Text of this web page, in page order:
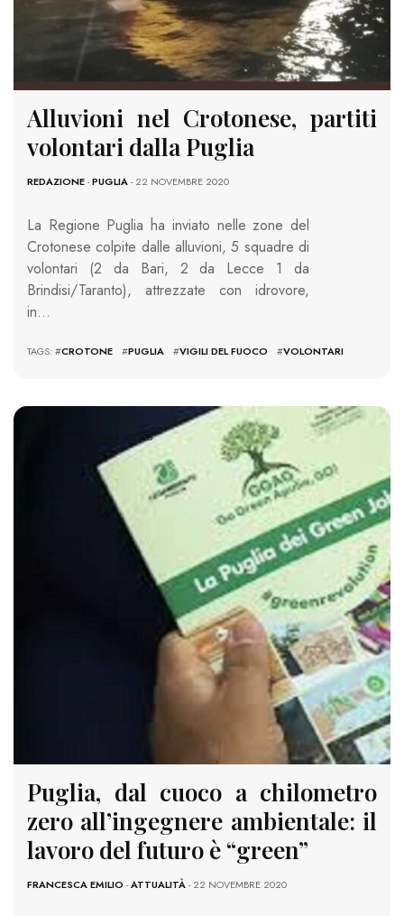
Alluvioni nel Crotonese, partiti
volontari dalla Puglia
REDAZIONE-PUGLIA- 22 NOVEMBRE 2020
La Regione Puglia ha inviato nelle zone del
Crotonese colpite dalle alluvioni, 5 squadre di
volontari (2 da Bari, 2 da Lecce 1 da
Brindisi/Taranto), attrezzate con idrovore,
in…
TAGS: #CROTONE #PUGLIA #VIGILI DEL FUOCO #VOLONTARI
1598 VIEWS
Puglia, dal cuoco a chilometro
zero all’ingegnere ambientale: il
lavoro del futuro è “green”
FRANCESCA EMILIO -ATTUALITÀ- 22 NOVEMBRE 2020